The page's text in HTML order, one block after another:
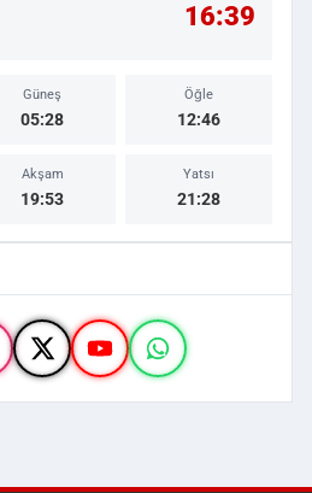
16:39
Güneş
05:28
Öğle
12:46
Akşam
19:53
Yatsı
21:28